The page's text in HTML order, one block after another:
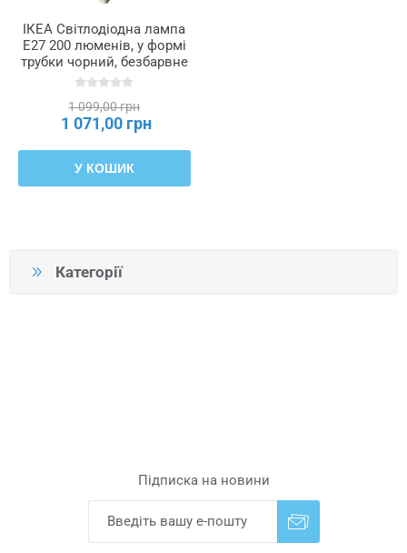
Категорії
ІКЕА Світлодіодна лампа
E27 200 люменів, у формі
трубки чорний, безбарвне
скло, 185 мм MOLNART,
1 099,00 грн
1 071,00 грн
У КОШИК
Підписка на новини